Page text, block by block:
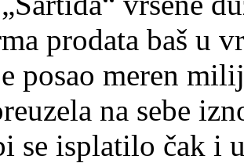
prodata baš u
posao meren
na sebe
se isplatilo čak i